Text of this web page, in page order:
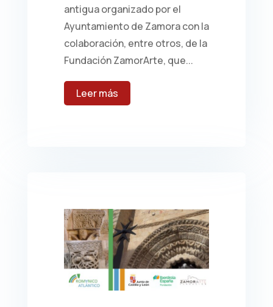
antigua organizado por el
Ayuntamiento de Zamora con la
colaboración, entre otros, de la
Fundación ZamorArte, que...
leer más